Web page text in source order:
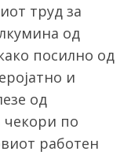
труд за
од
посилно од
и
од
чекори по
работен